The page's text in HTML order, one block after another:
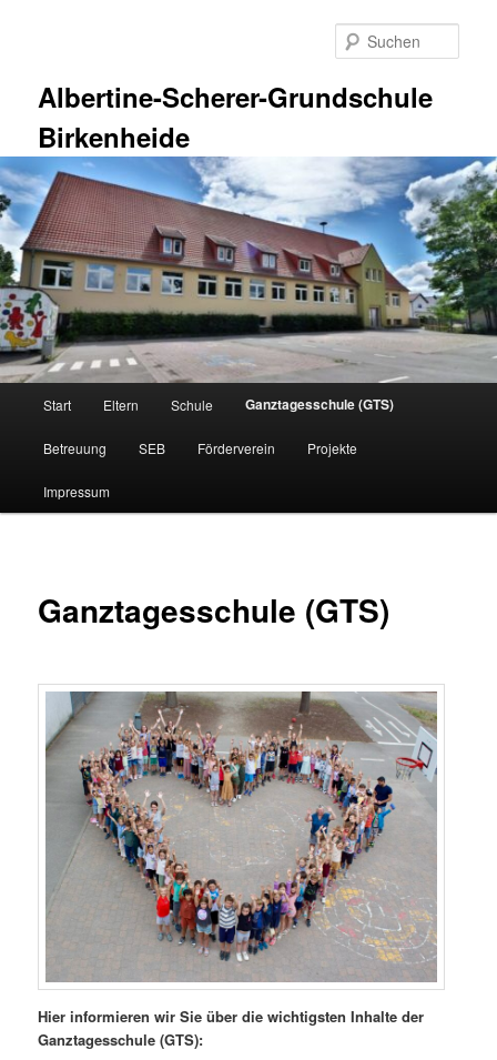
Albertine-Scherer-Grundschule
Birkenheide
Start Eltern Schule Ganztagesschule (GTS)
Betreuung SEB Förderverein Projekte
Impressum
Ganztagesschule (GTS)
Hier informieren wir Sie über die wichtigsten Inhalte der
Ganztagesschule (GTS):